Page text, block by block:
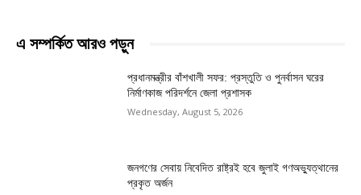
এ সম্পর্কিত আরও পড়ুন
প্রধানমন্ত্রীর বাঁশখালী সফর: প্রস্তুতি ও পুনর্বাসন ঘরের
নির্মাণকাজ পরিদর্শনে জেলা প্রশাসক
Wednesday, August 5, 2026
জনগণের সেবায় নিবেদিত রাষ্ট্রই হবে জুলাই গণঅভ্যুত্থানের
প্রকৃত অর্জন